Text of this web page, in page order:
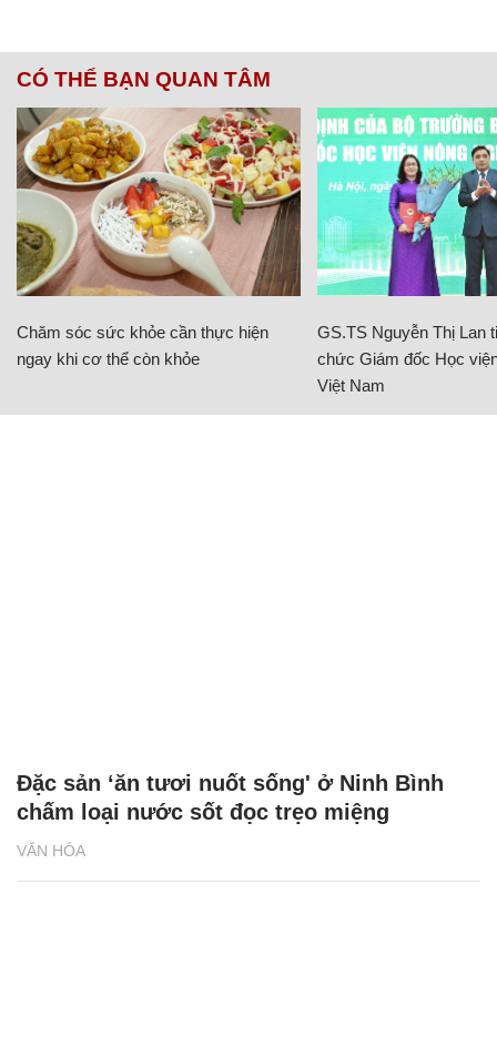
CÓ THỂ BẠN QUAN TÂM
Chăm sóc sức khỏe cần thực hiện
ngay khi cơ thể còn khỏe
GS.TS Nguyễn Thị Lan
chức Giám đốc Học
Việt Nam
VĂN HÓA
Đặc sản ‘ăn tươi nuốt sống' ở Ninh Bình
chấm loại nước sốt đọc trẹo miệng